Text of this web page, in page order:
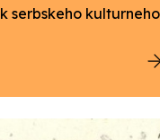
serbskeho